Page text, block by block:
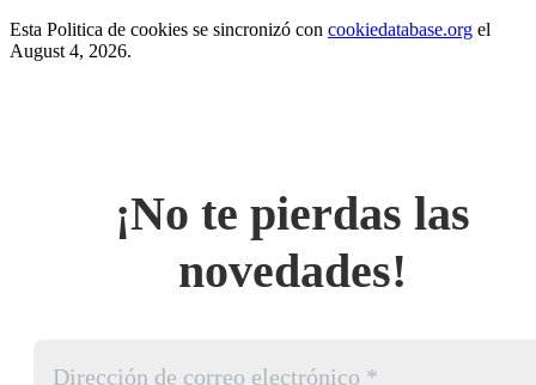
Esta Politica de cookies se sincronizó con cookiedatabase.org el
August 4, 2026.
¡No te pierdas las
novedades!